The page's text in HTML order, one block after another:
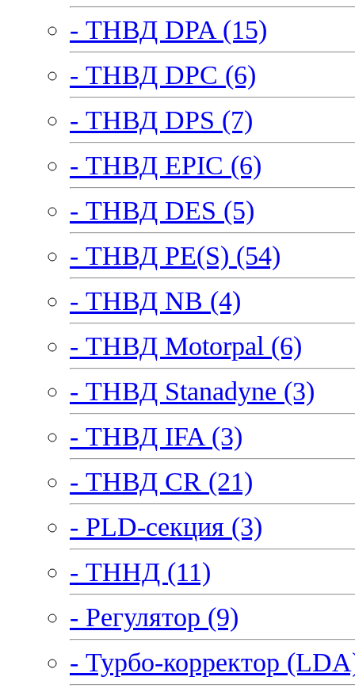
- ТНВД DPA (15)
- ТНВД DPC (6)
- ТНВД DPS (7)
- ТНВД EPIC (6)
- ТНВД DES (5)
- ТНВД PE(S) (54)
- ТНВД NB (4)
- ТНВД Motorpal (6)
- ТНВД Stanadyne (3)
- ТНВД IFA (3)
- ТНВД CR (21)
- PLD-секция (3)
- ТННД (11)
- Регулятор (9)
- Турбо-корректор